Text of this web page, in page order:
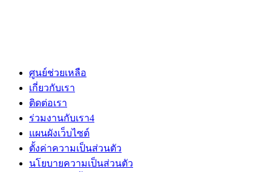
ศูนย์ช่วยเหลือ
เกี่ยวกับเรา
ติดต่อเรา
ร่วมงานกับเรา4
แผนผังเว็บไซต์
ตั้งค่าความเป็นส่วนตัว
นโยบายความเป็นส่วนตัว